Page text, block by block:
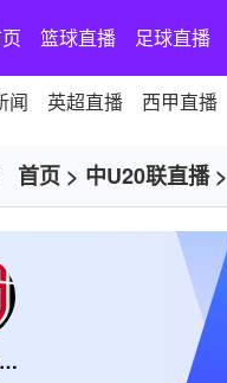
篮球直播 足球直播
闻 英超直播 西甲直播
首页 > 中U20联直播>
陕西联合U20